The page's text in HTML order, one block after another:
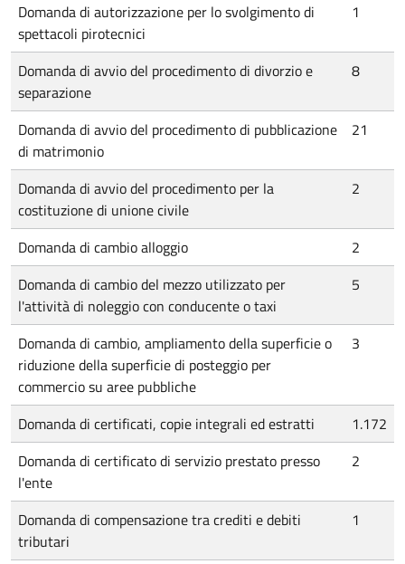
Domanda di autorizzazione per lo svolgimento di
spettacoli pirotecnici
1
Domanda di avvio del procedimento di divorzio e
separazione
8
Domanda di avvio del procedimento di pubblicazione
di matrimonio
21
Domanda di avvio del procedimento per la
costituzione di unione civile
2
Domanda di cambio alloggio
2
Domanda di cambio del mezzo utilizzato per
l'attività di noleggio con conducente o taxi
5
Domanda di cambio, ampliamento della superficie o
riduzione della superficie di posteggio per
commercio su aree pubbliche
3
Domanda di certificati, copie integrali ed estratti
1.172
Domanda di certificato di servizio prestato presso
l'ente
2
Domanda di compensazione tra crediti e debiti
tributari
1